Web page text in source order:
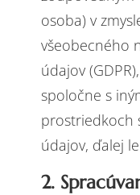
osoba) v
všeobecného
údajov
spoločne s
prostriedkoch
údajov, ďalej
2.